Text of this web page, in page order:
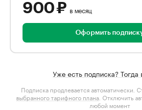
900 ₽ в месяц
Оформить
Уже есть подписка? Тогда
Подписка продлевается автоматически.
выбранного тарифного плана . Отключить
любой момент